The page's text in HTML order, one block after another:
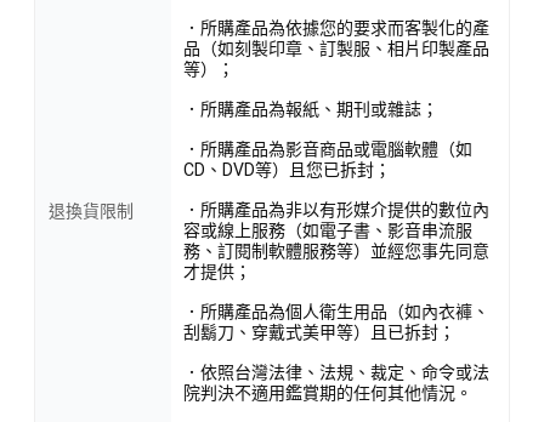
退換貨限制
．所購產品為依據您的要求而客製化的產
品（如刻製印章、訂製服、相片印製產品
等）；
．所購產品為報紙、期刊或雜誌；
．所購產品為影音商品或電腦軟體（如
CD、DVD等）且您已拆封；
．所購產品為非以有形媒介提供的數位內
容或線上服務（如電子書、影音串流服
務、訂閱制軟體服務等）並經您事先同意
才提供；
．所購產品為個人衛生用品（如內衣褲、
刮鬍刀、穿戴式美甲等）且已拆封；
．依照台灣法律、法規、裁定、命令或法
院判決不適用鑑賞期的任何其他情況。